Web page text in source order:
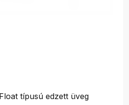
típusú edzett üveg